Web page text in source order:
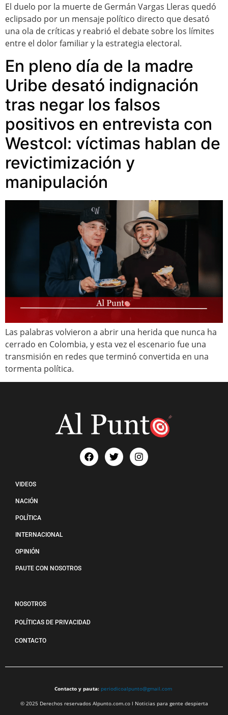
El duelo por la muerte de Germán Vargas Lleras quedó
eclipsado por un mensaje político directo que desató
una ola de críticas y reabrió el debate sobre los límites
entre el dolor familiar y la estrategia electoral.
En pleno día de la madre
Uribe desató indignación
tras negar los falsos
positivos en entrevista con
Westcol: víctimas hablan de
revictimización y
manipulación
Las palabras volvieron a abrir una herida que nunca ha
cerrado en Colombia, y esta vez el escenario fue una
transmisión en redes que terminó convertida en una
tormenta política.
VIDEOS
NACIÓN
POLÍTICA
INTERNACIONAL
OPINIÓN
PAUTE CON NOSOTROS
NOSOTROS
POLÍTICAS DE PRIVACIDAD
CONTACTO
Contacto y pauta: periodicoalpunto@gmail.com
© 2025 Derechos reservados Alpunto.com.co l Noticias para gente despierta